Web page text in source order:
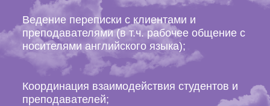
Ведение переписки с клиентами и
преподавателями (в т.ч. рабочее общение с
носителями английского языка);
Координация взаимодействия студентов и
преподавателей;